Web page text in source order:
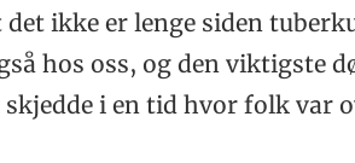
oppslagsverk
i trangere tider
ikke er lenge siden
hos oss, og den viktigste
i en tid hvor folk var